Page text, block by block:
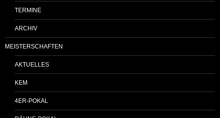
TERMINE
ARCHIV
MEISTERSCHAFTEN
AKTUELLES
KEM
4ER-POKAL